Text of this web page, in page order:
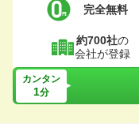
完全無料
約700社の
会社が登録
カンタン
1分